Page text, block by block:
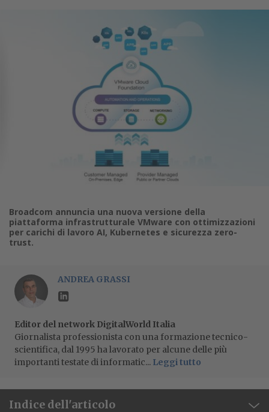
Broadcom annuncia una nuova versione della
piattaforma infrastrutturale VMware con ottimizzazioni
per carichi di lavoro AI, Kubernetes e sicurezza zero-
trust.
ANDREA GRASSI
Editor del network DigitalWorld Italia
Giornalista professionista con una formazione tecnico-
scientifica, dal 1995 ha lavorato per alcune delle più
importanti testate di informatic... Leggi tutto
Indice dell'articolo